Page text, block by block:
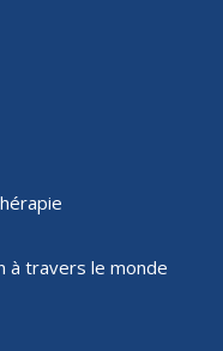
à travers le monde